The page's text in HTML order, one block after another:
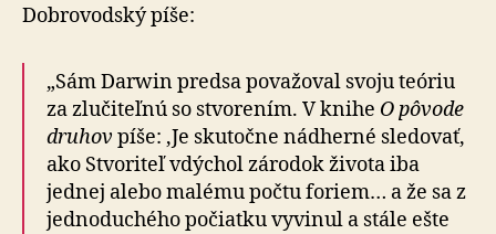
Dobrovodský píše:
„Sám Darwin predsa považoval svoju teóriu
za zlučiteľnú so stvorením. V knihe O pôvode
druhov píše: ‚Je skutočne nádherné sledovať,
ako Stvoriteľ vdýchol zárodok života iba
jednej alebo malému počtu foriem… a že sa z
jednoduchého počiatku vyvinul a stále ešte